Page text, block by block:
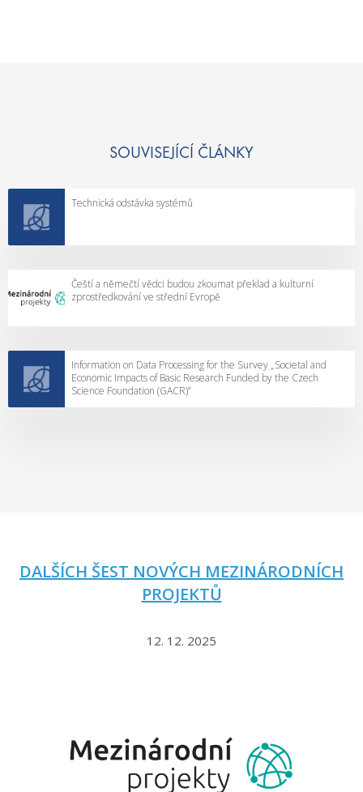
SOUVISEJÍCÍ ČLÁNKY
Technická odstávka systémů
Čeští a němečtí vědci budou zkoumat překlad a kulturní
zprostředkování ve střední Evropě
Information on Data Processing for the Survey „Societal and
Economic Impacts of Basic Research Funded by the Czech
Science Foundation (GACR)”
DALŠÍCH ŠEST NOVÝCH MEZINÁRODNÍCH
PROJEKTŮ
12. 12. 2025